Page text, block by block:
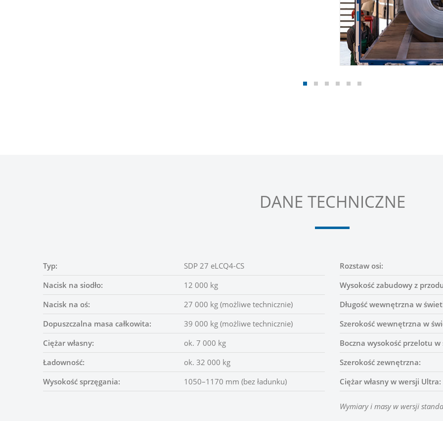
DANE TECHNICZNE
Typ:
SDP 27 eLCQ4-CS
Nacisk na siodło:
12 000 kg
Nacisk na oś:
27 000 kg (możliwe technicznie)
Dopuszczalna masa całkowita:
39 000 kg (możliwe technicznie)
Ciężar własny:
ok. 7 000 kg
Ładowność:
ok. 32 000 kg
Wysokość sprzęgania:
1050–1170 mm (bez ładunku)
Rozstaw osi:
Wysokość zabudowy z
Długość wewnętrzna w
Szerokość wewnętrzna w
Boczna wysokość przelotu w
Szerokość zewnętrzna:
Ciężar własny w wersji Ultra:
Wymiary i masy w wersji